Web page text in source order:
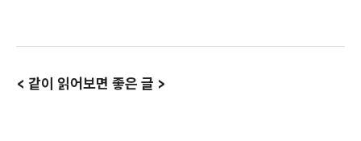
< 같이 읽어보면 좋은 글 >